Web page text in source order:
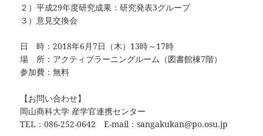
２）平成29年度研究成果：研究発表3グループ
３）意見交換会
日 時：2018年6月7日（木）13時～17時
場 所：アクティブラーニングルーム（図書館棟7階）
参加費：無料
【お問い合わせ】
岡山商科大学 産学官連携センター
TEL：086-252-0642 E-mail：sangakukan@po.osu.jp